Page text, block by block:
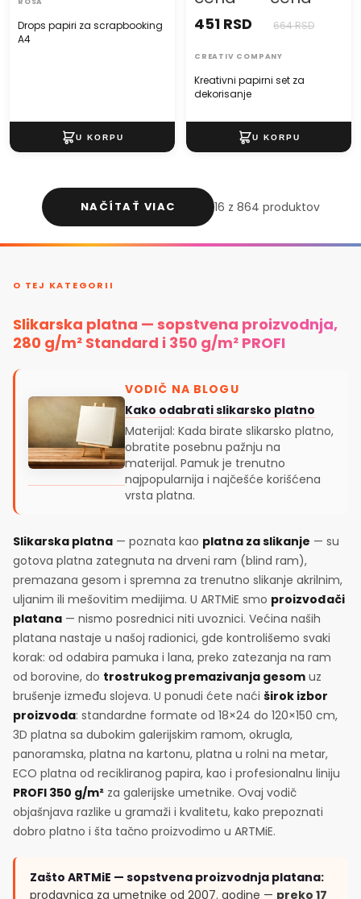
Drops papiri za scrapbooking
A4
Kreativni papirni set za
dekorisanje
451 RSD 664 RSD
CREATIV COMPANY
NAČÍTAŤ VIAC 16 z 864 produktov
O TEJ KATEGORII
Slikarska platna — sopstvena proizvodnja,
280 g/m² Standard i 350 g/m² PROFI
VODIČ NA BLOGU
Kako odabrati slikarsko platno
Materijal: Kada birate slikarsko platno,
obratite posebnu pažnju na
materijal. Pamuk je trenutno
najpopularnija i najčešće korišćena
vrsta platna.
Slikarska platna — poznata kao platna za slikanje — su
gotova platna zategnuta na drveni ram (blind ram),
premazana gesom i spremna za trenutno slikanje akrilnim,
uljanim ili mešovitim medijima. U ARTMiE smo proizvođači
platana — nismo posrednici niti uvoznici. Većina naših
platana nastaje u našoj radionici, gde kontrolišemo svaki
korak: od odabira pamuka i lana, preko zatezanja na ram
od borovine, do trostrukog premazivanja gesom uz
brušenje između slojeva. U ponudi ćete naći širok izbor
proizvoda: standardne formate od 18×24 do 120×150 cm,
3D platna sa dubokim galerijskim ramom, okrugla,
panoramska, platna na kartonu, platna u rolni na metar,
ECO platna od recikliranog papira, kao i profesionalnu liniju
PROFI 350 g/m² za galerijske umetnike. Ovaj vodič
objašnjava razlike u gramaži i kvalitetu, kako prepoznati
dobro platno i šta tačno proizvodimo u ARTMiE.
Zašto ARTMiE — sopstvena proizvodnja platana:
prodavnica za umetnike od 2007. godine — preko 17